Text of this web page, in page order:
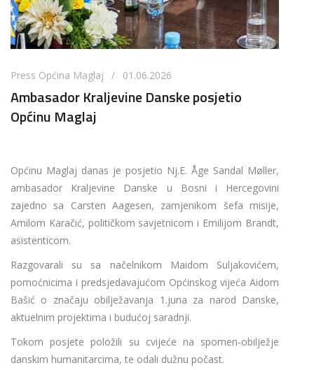
Press Općina Maglaj / 01.06.2026
Ambasador Kraljevine Danske posjetio
Općinu Maglaj
Općinu Maglaj danas je posjetio Nj.E. Åge Sandal Møller,
ambasador Kraljevine Danske u Bosni i Hercegovini
zajedno sa Carsten Aagesen, zamjenikom šefa misije,
Amilom Karačić, političkom savjetnicom i Emilijom Brandt,
asistenticom.
Razgovarali su sa načelnikom Maidom Suljakovićem,
pomoćnicima i predsjedavajućom Općinskog vijeća Aidom
Bašić o značaju obilježavanja 1.juna za narod Danske,
aktuelnim projektima i budućoj saradnji.
Tokom posjete položili su cvijeće na spomen-obilježje
danskim humanitarcima, te odali dužnu počast.